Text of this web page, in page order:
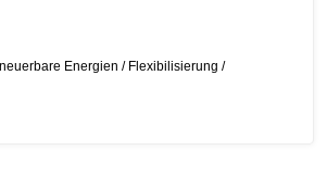
Energien / Flexibilisierung /